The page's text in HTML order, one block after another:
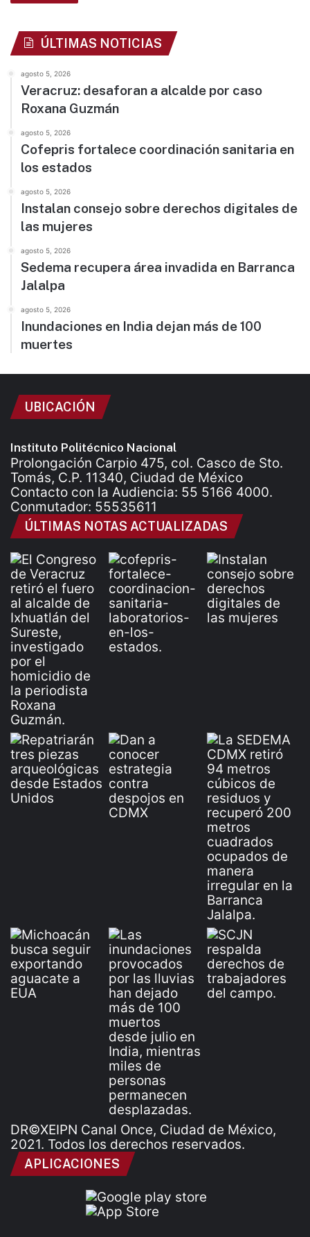
ÚLTIMAS NOTICIAS
agosto 5, 2026
Veracruz: desaforan a alcalde por caso
Roxana Guzmán
agosto 5, 2026
Cofepris fortalece coordinación sanitaria en
los estados
agosto 5, 2026
Instalan consejo sobre derechos digitales de
las mujeres
agosto 5, 2026
Sedema recupera área invadida en Barranca
Jalalpa
agosto 5, 2026
Inundaciones en India dejan más de 100
muertes
UBICACIÓN
Instituto Politécnico Nacional
Prolongación Carpio 475, col. Casco de Sto.
Tomás, C.P. 11340, Ciudad de México
Contacto con la Audiencia: 55 5166 4000.
Conmutador: 55535611
ÚLTIMAS NOTAS ACTUALIZADAS
DR©XEIPN Canal Once, Ciudad de México,
2021. Todos los derechos reservados.
APLICACIONES